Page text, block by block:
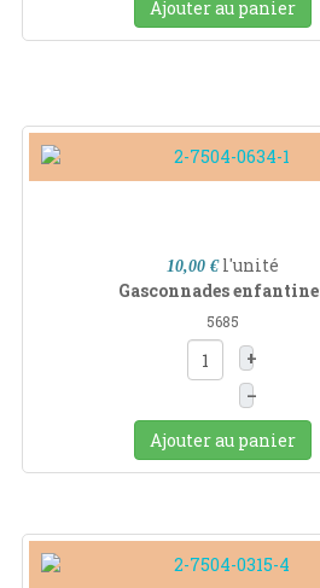
Ajouter au panier
10,00 € l'unité
Gasconnades
5685
+
–
Ajouter au panier